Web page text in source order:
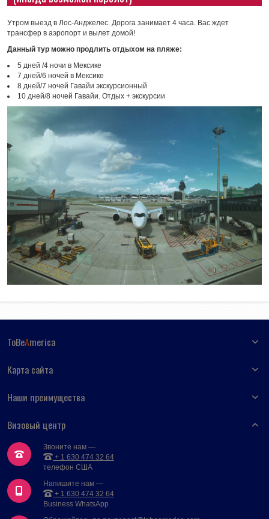
Утром выезд в Лос-Анджелес. Дорога занимает 4 часа. Вас ждет
трансфер в аэропорт и вылет домой!
Данный тур можно продлить отдыхом на пляже:
5 дней /4 ночи в Мексике
7 дней/6 ночей в Мексике
8 дней/7 ночей Гавайи экскурсионный
10 дней/8 ночей Гавайи. Отдых + экскурсии
ToBeAmerica
Карта сайта
Наши преимущества
Визовый центр
Звоните нам —
+ 1 630 474 32 64
телефон США
Напишите нам —
+ 1 630 474 32 64
Business WhatsApp